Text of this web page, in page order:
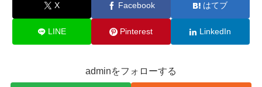
X Facebook はてブ
LINE Pinterest LinkedIn
adminをフォローする